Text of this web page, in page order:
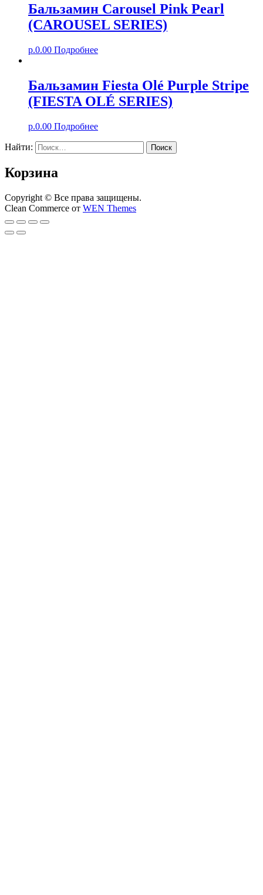
Бальзамин Carousel Pink Pearl
(CAROUSEL SERIES)
р.0.00 Подробнее
Бальзамин Fiesta Olé Purple Stripe
(FIESTA OLÉ SERIES)
р.0.00 Подробнее
Найти:
Корзина
Copyright © Все права защищены.
Clean Commerce от WEN Themes